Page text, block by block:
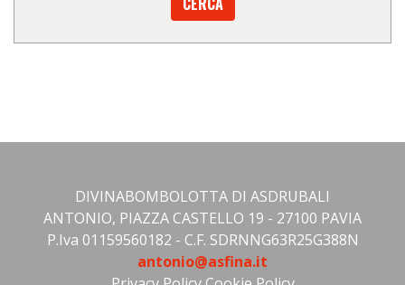
DIVINABOMBOLOTTA DI ASDRUBALI
ANTONIO, PIAZZA CASTELLO 19 - 27100 PAVIA
P.Iva 01159560182 - C.F. SDRNNG63R25G388N
antonio@asfina.it